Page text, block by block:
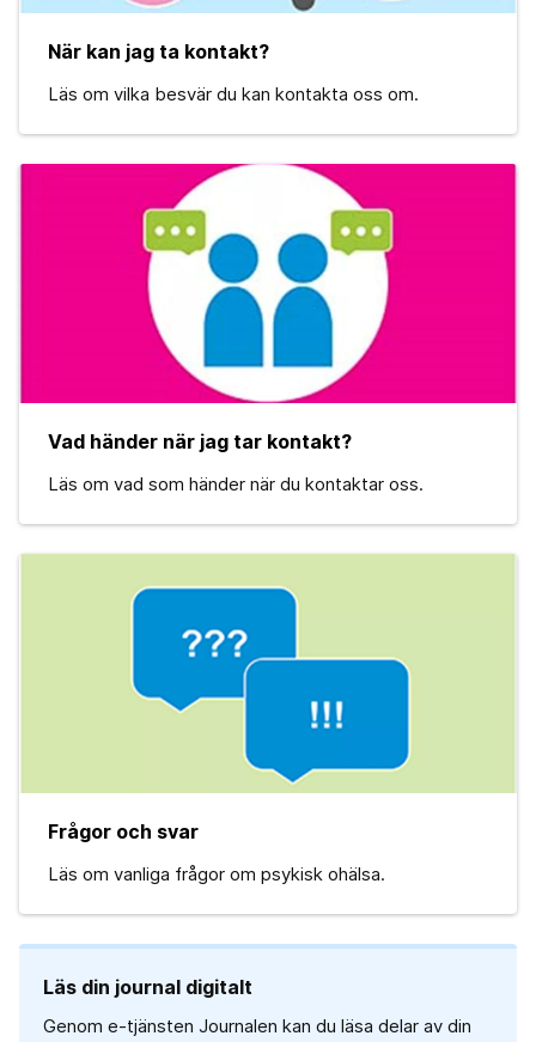
När kan jag ta kontakt?
Läs om vilka besvär du kan kontakta oss om.
Vad händer när jag tar kontakt?
Läs om vad som händer när du kontaktar oss.
Frågor och svar
Läs om vanliga frågor om psykisk ohälsa.
Läs din journal digitalt
Genom e-tjänsten Journalen kan du läsa delar av din